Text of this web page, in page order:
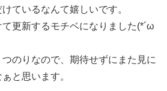
ているなんて嬉しいです。
更新するモチベになりました(*´ω
のりなので、期待せずにまた見に
と思います。